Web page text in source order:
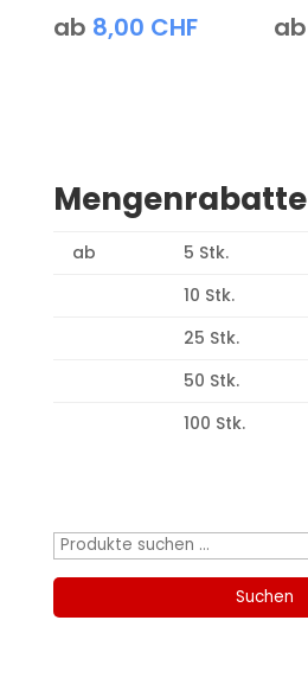
ab 8,00 CHF ab
Mengenrabatte
ab 5 Stk.
10 Stk.
25 Stk.
50 Stk.
100 Stk.
Suchen
Suchen